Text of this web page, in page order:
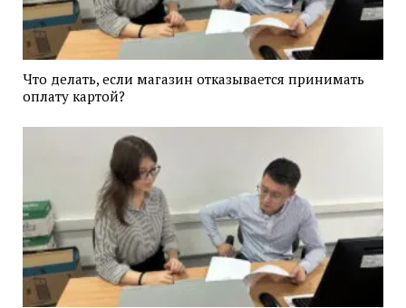
Что делать, если магазин отказывается принимать
оплату картой?